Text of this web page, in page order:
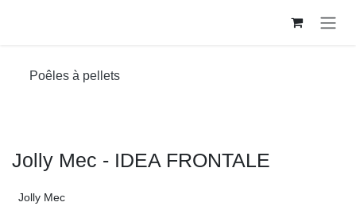
Poêles à pellets
Jolly Mec - IDEA FRONTALE
Jolly Mec